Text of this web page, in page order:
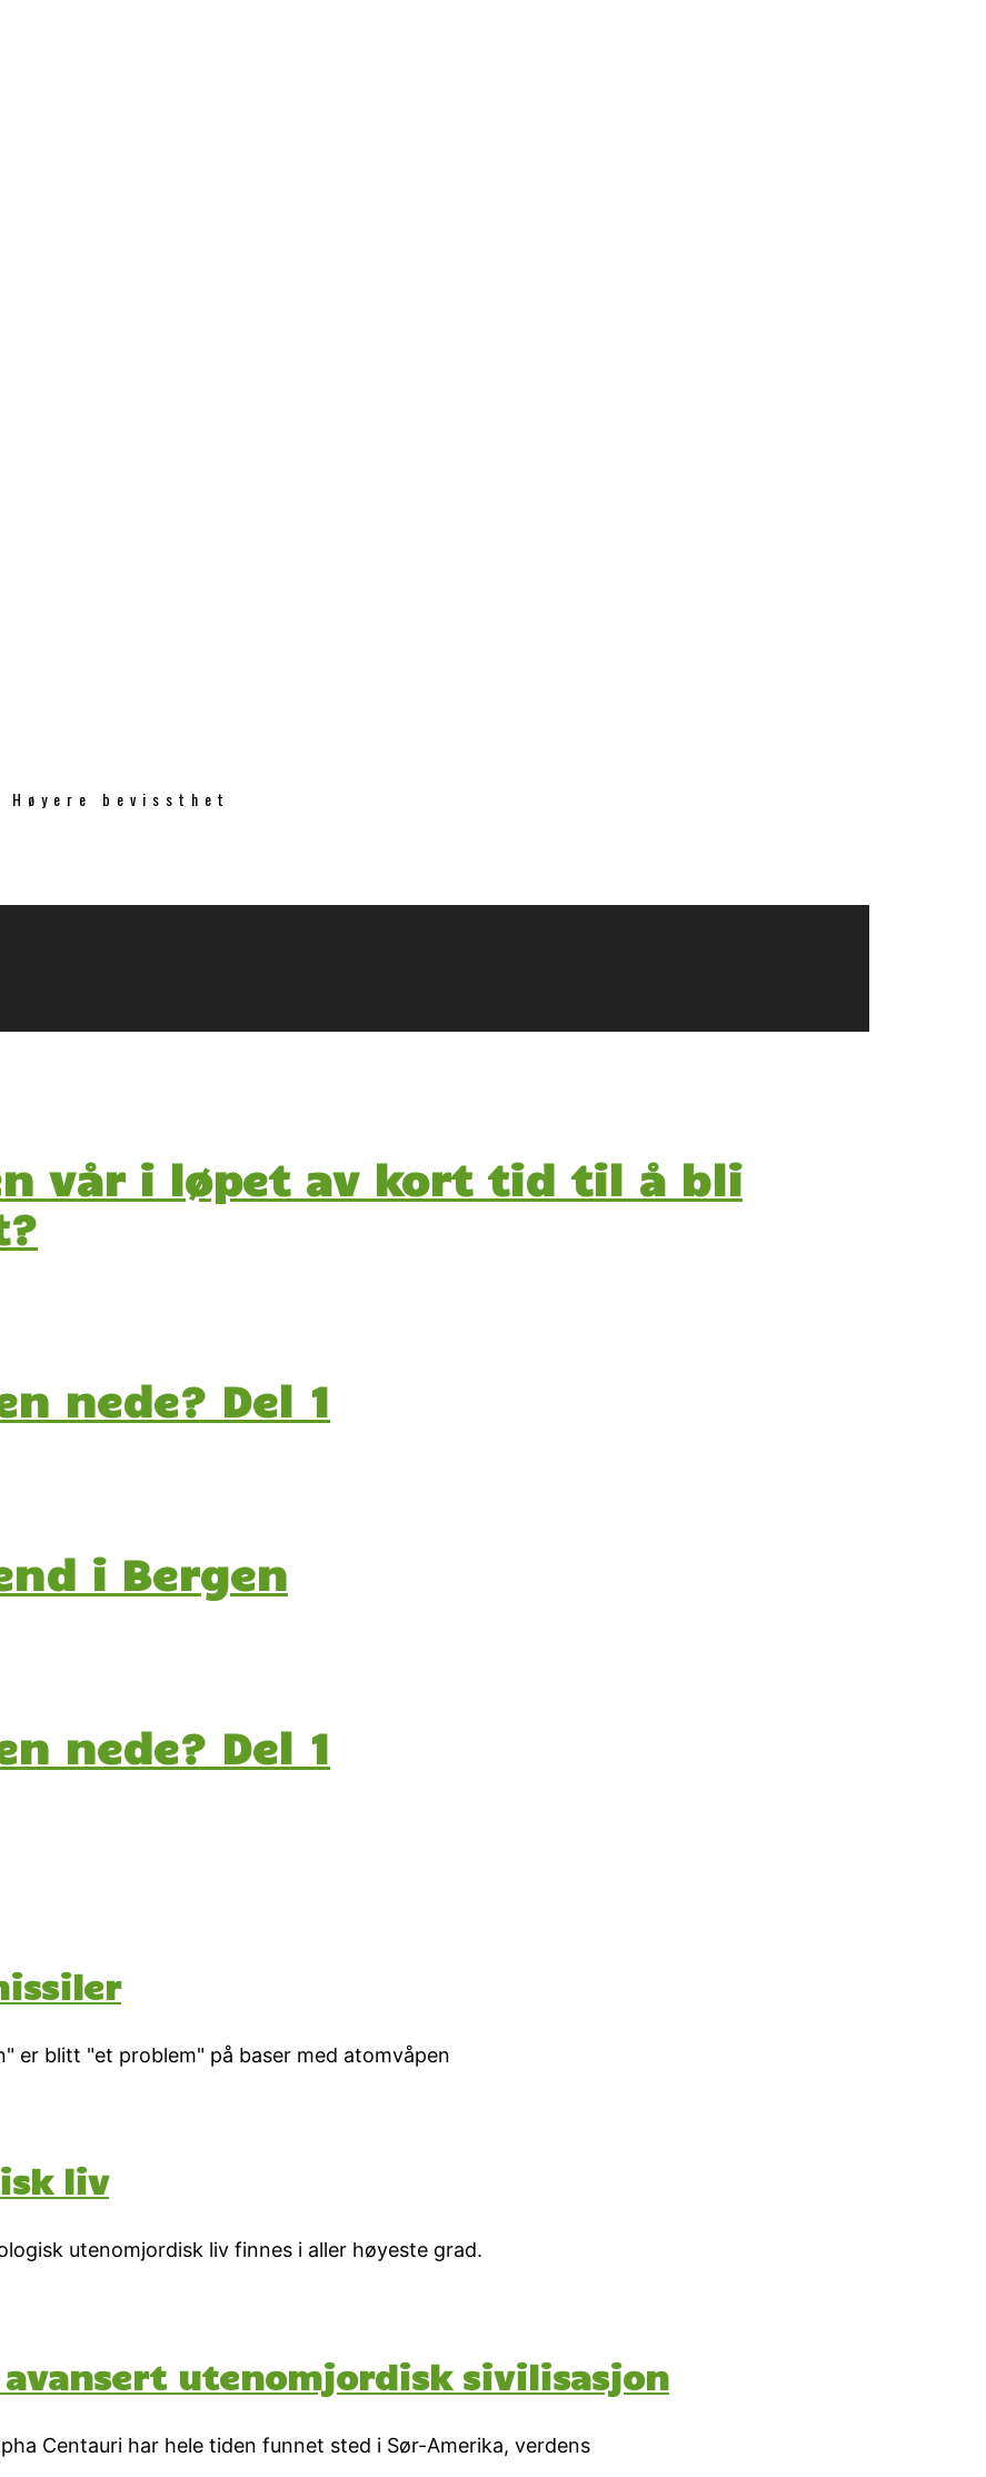
bevissthet
vår i løpet av kort tid til å bli
nede? Del 1
i Bergen
nede? Del 1
er blitt "et problem" på baser med atomvåpen
liv
utenomjordisk liv finnes i aller høyeste grad.
utenomjordisk sivilisasjon
Centauri har hele tiden funnet sted i Sør-Amerika, verdens